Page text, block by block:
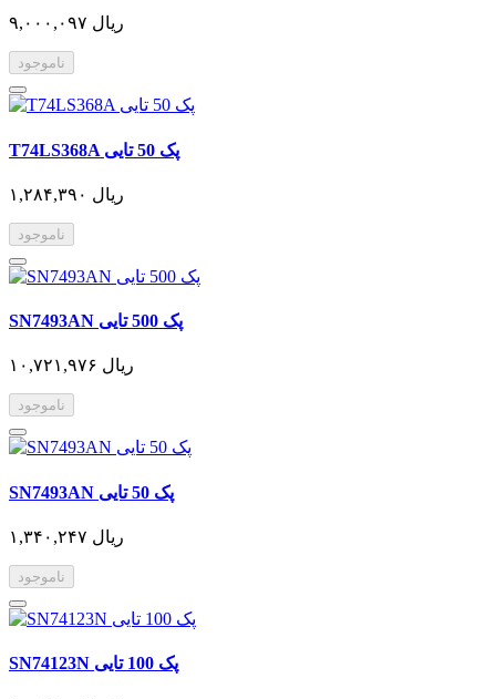
۹,۰۰۰,۰۹۷ ریال
ناموجود
T74LS368A پک 50 تایی
۱,۲۸۴,۳۹۰ ریال
ناموجود
SN7493AN پک 500 تایی
۱۰,۷۲۱,۹۷۶ ریال
ناموجود
SN7493AN پک 50 تایی
۱,۳۴۰,۲۴۷ ریال
ناموجود
SN74123N پک 100 تایی